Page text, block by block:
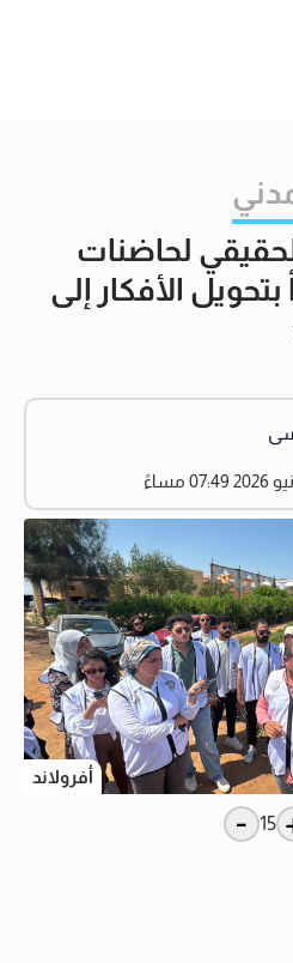
الحقيقي لحاضنات
بتحويل الأفكار إلى
أفرولاند
15
-